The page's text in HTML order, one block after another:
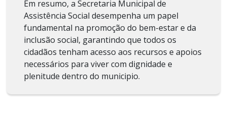
Em resumo, a Secretaria Municipal de
Assistência Social desempenha um papel
fundamental na promoção do bem-estar e da
inclusão social, garantindo que todos os
cidadãos tenham acesso aos recursos e apoios
necessários para viver com dignidade e
plenitude dentro do municipio.